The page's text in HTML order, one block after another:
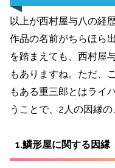
以上が西村屋与八の経
作品の名前がちらほら
を踏まえても、西村屋
もありますね。ただ、
もある重三郎とはライ
うことで、2人の因縁
1.鱗形屋に関する因縁